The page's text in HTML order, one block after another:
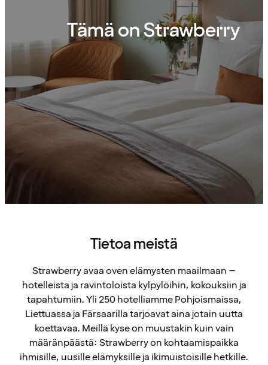
Tämä on Strawberry
Tietoa meistä
Strawberry avaa oven elämysten maailmaan –
hotelleista ja ravintoloista kylpylöihin, kokouksiin ja
tapahtumiin. Yli 250 hotelliamme Pohjoismaissa,
Liettuassa ja Färsaarilla tarjoavat aina jotain uutta
koettavaa. Meillä kyse on muustakin kuin vain
määränpäästä: Strawberry on kohtaamispaikka
ihmisille, uusille elämyksille ja ikimuistoisille hetkille.